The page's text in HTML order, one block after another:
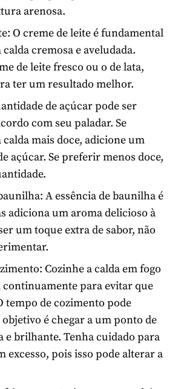
arenosa.
O creme de leite é fundamental
cremosa e aveludada.
de leite fresco ou o de lata,
ter um resultado melhor.
de açúcar pode ser
com seu paladar. Se
mais doce, adicione um
açúcar. Se preferir menos doce,
A essência de baunilha é
adiciona um aroma delicioso à
um toque extra de sabor, não
Cozinhe a calda em fogo
continuamente para evitar que
tempo de cozimento pode
é chegar a um ponto de
e brilhante. Tenha cuidado para
excesso, pois isso pode alterar a